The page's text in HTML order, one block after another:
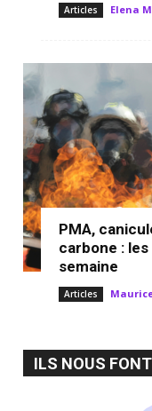
Articles Elena
PMA,
carbone :
semaine
Articles
ILS NOUS